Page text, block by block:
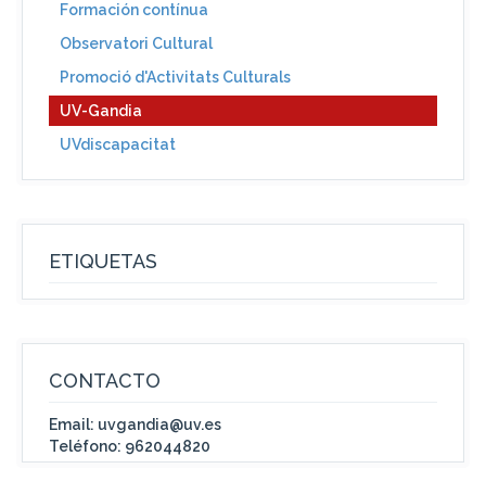
Formación contínua
Observatori Cultural
Promoció d'Activitats Culturals
UV-Gandia
UVdiscapacitat
ETIQUETAS
CONTACTO
Email: uvgandia@uv.es
Teléfono: 962044820